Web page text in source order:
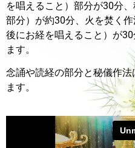
を唱えること）部分が30分
部分）が約30分、火を焚く
後にお経を唱えること）が
ます。
念誦や読経の部分と秘儀作
ます。